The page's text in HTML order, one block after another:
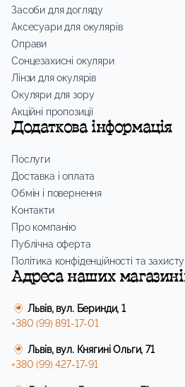
Засоби для догляду
Аксесуари для окулярів
Оправи
Сонцезахисні окуляри
Лінзи для окулярів
Окуляри для зору
Акційні пропозиції
Додаткова інформація
Послуги
Доставка і оплата
Обмін і повернення
Контакти
Про компанію
Публічна оферта
Політика конфіденційності та
Адреса наших
Львів, вул. Беринди, 1
+380 (99) 891-17-01
Львів, вул. Княгині Ольги, 71
+380 (99) 427-17-91